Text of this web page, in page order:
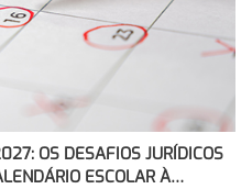
OS DESAFIOS JURÍDICOS
ESCOLAR À…